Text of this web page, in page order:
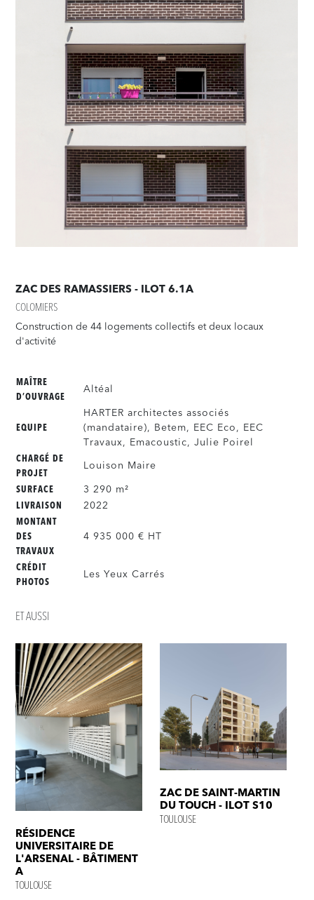
ZAC DES RAMASSIERS - ILOT 6.1A
COLOMIERS
Construction de 44 logements collectifs et deux locaux
d'activité
MAÎTRE
D’OUVRAGE
Altéal
EQUIPE
HARTER architectes associés
(mandataire), Betem, EEC Eco, EEC
Travaux, Emacoustic, Julie Poirel
CHARGÉ DE
PROJET
Louison Maire
SURFACE 3 290 m²
LIVRAISON 2022
MONTANT
DES
TRAVAUX
4 935 000 € HT
CRÉDIT
PHOTOS
Les Yeux Carrés
ET AUSSI
RÉSIDENCE
UNIVERSITAIRE DE
L'ARSENAL - BÂTIMENT
A
TOULOUSE
ZAC DE SAINT-MARTIN
DU TOUCH - ILOT S10
TOULOUSE